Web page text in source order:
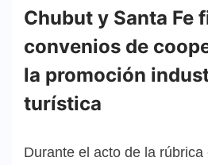
Chubut y Santa Fe
convenios de
la promoción
turística
Durante el acto de la rúbrica